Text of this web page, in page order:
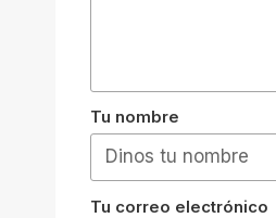
Tu nombre
Tu correo electrónico